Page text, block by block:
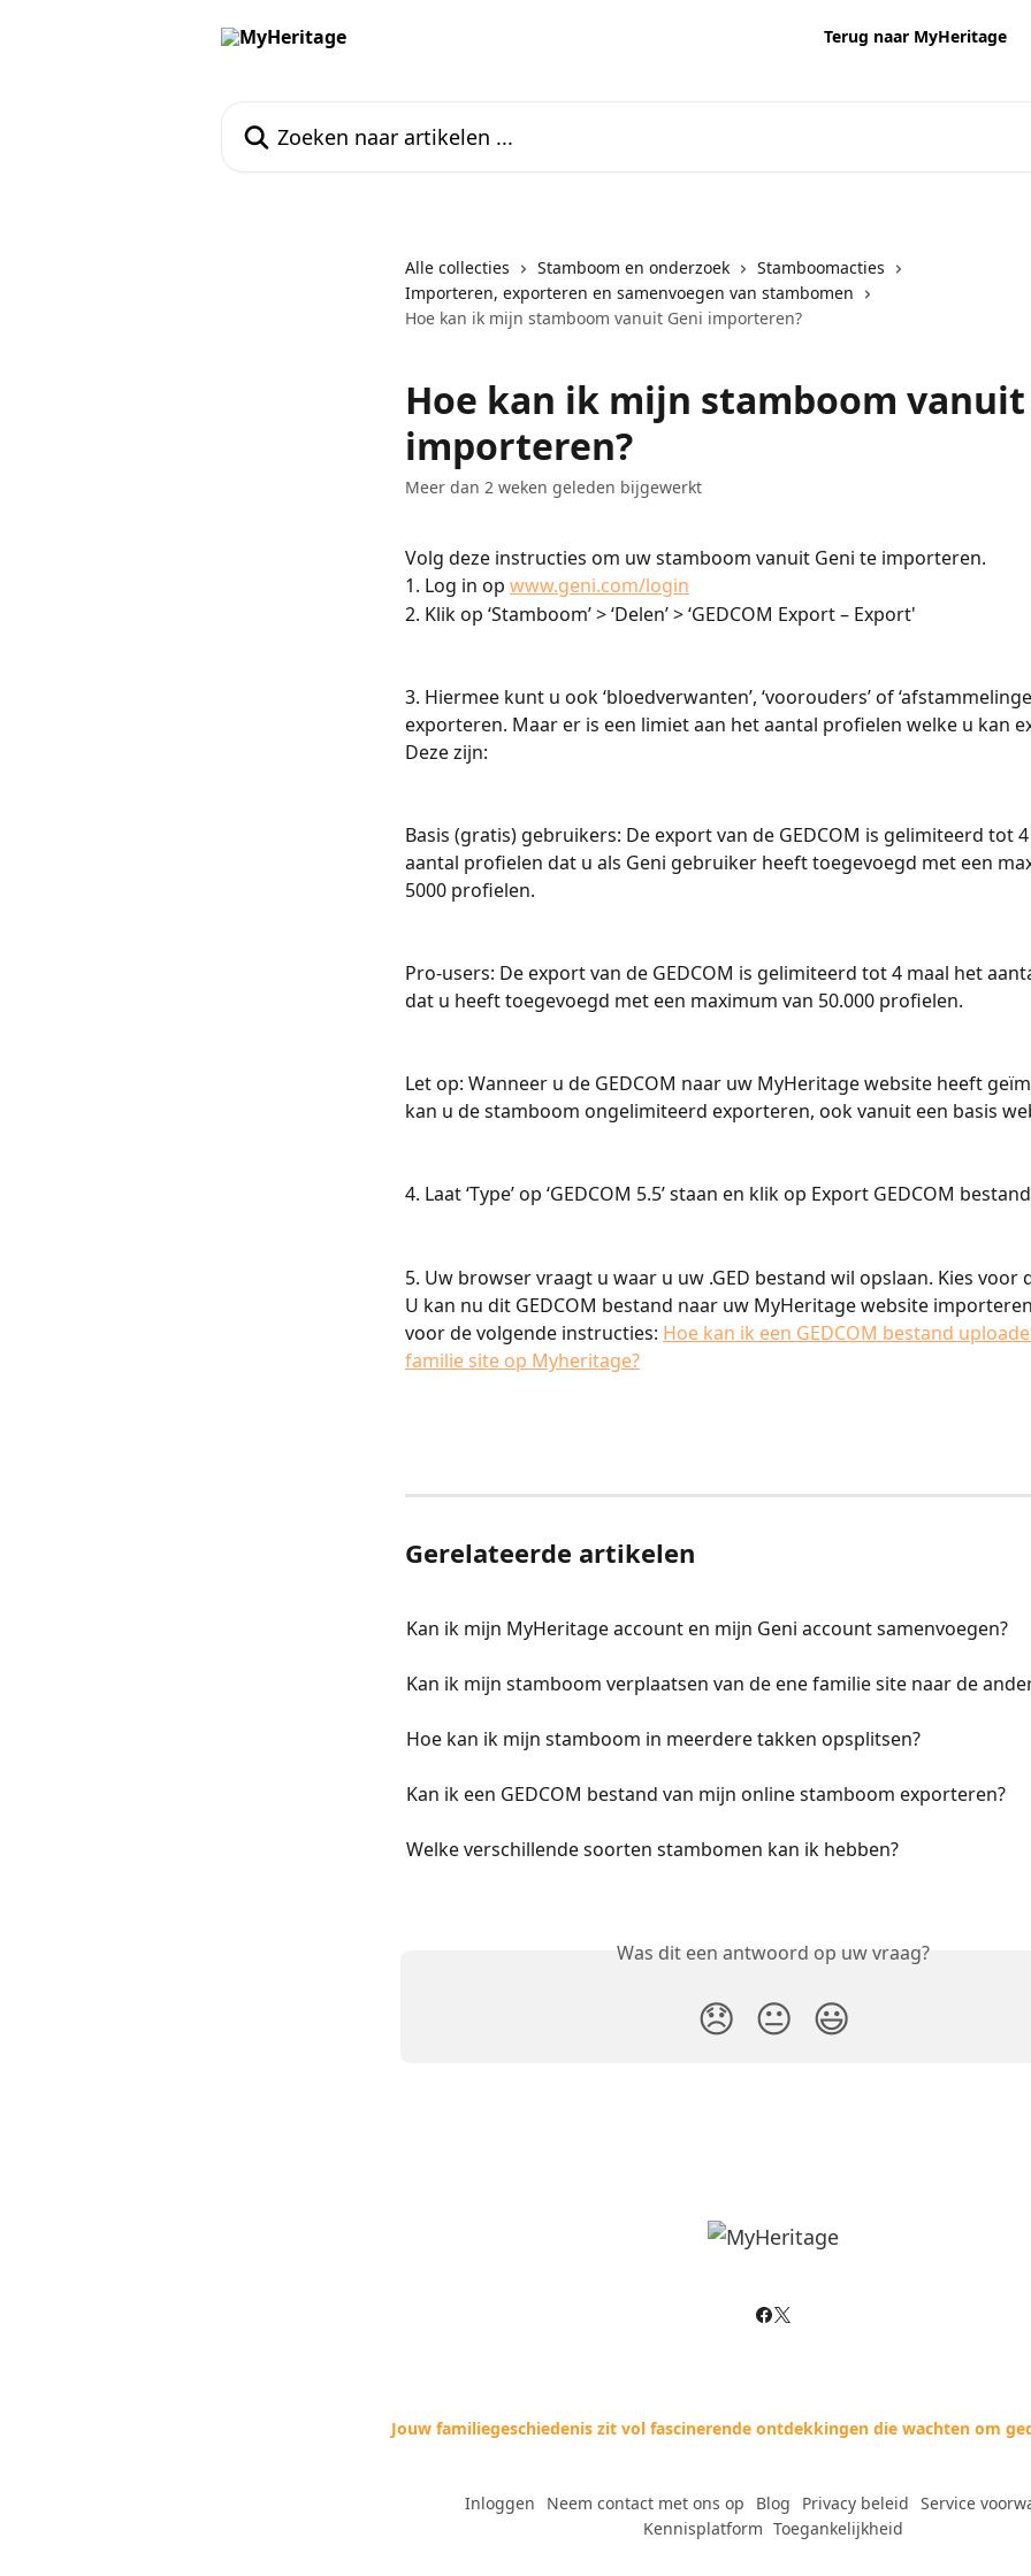
Terug naar MyHeritage
Alle collecties Stamboom en onderzoek
Stamboomacties
Importeren, exporteren en samenvoegen van stambomen
Hoe kan ik mijn stamboom vanuit Geni importeren?
Hoe kan ik mijn stamboom vanuit
importeren?
Meer dan 2 weken geleden bijgewerkt
Volg deze instructies om uw stamboom vanuit Geni te importeren.
1. Log in op www.geni.com/login
2. Klik op ‘Stamboom’ > ‘Delen’ > ‘GEDCOM Export – Export'
3. Hiermee kunt u ook ‘bloedverwanten’, ‘voorouders’ of
exporteren. Maar er is een limiet aan het aantal profielen welke u kan
Deze zijn:
Basis (gratis) gebruikers: De export van de GEDCOM is gelimiteerd tot
aantal profielen dat u als Geni gebruiker heeft toegevoegd met een
5000 profielen.
Pro-users: De export van de GEDCOM is gelimiteerd tot 4 maal het
dat u heeft toegevoegd met een maximum van 50.000 profielen.
Let op: Wanneer u de GEDCOM naar uw MyHeritage website heeft
kan u de stamboom ongelimiteerd exporteren, ook vanuit een basis
4. Laat ‘Type’ op ‘GEDCOM 5.5’ staan en klik op Export GEDCOM
5. Uw browser vraagt u waar u uw .GED bestand wil opslaan. Kies voor
U kan nu dit GEDCOM bestand naar uw MyHeritage website
voor de volgende instructies: Hoe kan ik een GEDCOM bestand
familie site op Myheritage?
Gerelateerde artikelen
Kan ik mijn MyHeritage account en mijn Geni account samenvoegen?
Kan ik mijn stamboom verplaatsen van de ene familie site naar de
Hoe kan ik mijn stamboom in meerdere takken opsplitsen?
Kan ik een GEDCOM bestand van mijn online stamboom exporteren?
Welke verschillende soorten stambomen kan ik hebben?
Was dit een antwoord op uw vraag?
😞 😐 😃
Jouw familiegeschiedenis zit vol fascinerende ontdekkingen die wachten om
Inloggen Neem contact met ons op Blog Privacy beleid Service
Kennisplatform Toegankelijkheid